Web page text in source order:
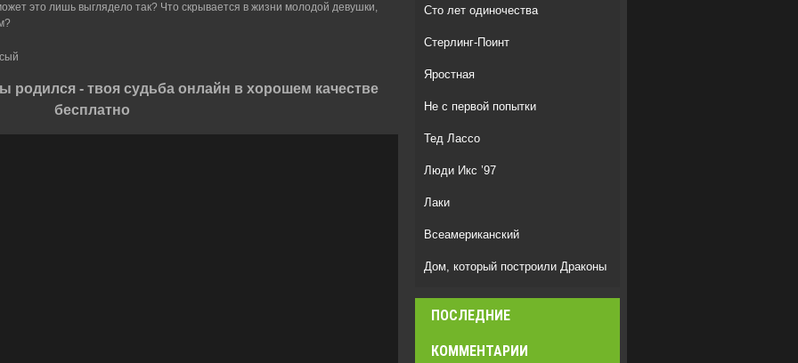
это лишь выглядело так? Что скрывается в жизни молодой девушки,
родился - твоя судьба онлайн в хорошем качестве
бесплатно
Сто лет одиночества
Стерлинг-Поинт
Яростная
Не с первой попытки
Тед Лассо
Люди Икс ’97
Лаки
Всеамериканский
Дом, который построили Драконы
Дом Дракона
ПОСЛЕДНИЕ
КОММЕНТАРИИ